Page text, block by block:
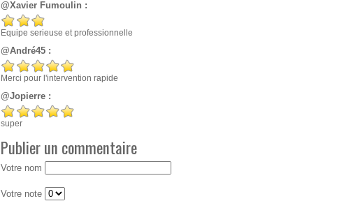
@Xavier Fumoulin :
Equipe serieuse et professionnelle
@André45 :
Merci pour l'intervention rapide
@Jopierre :
super
Publier un commentaire
Votre nom
Votre note